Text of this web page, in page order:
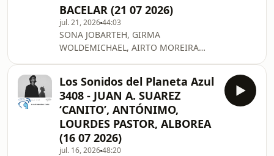
BACELAR (21 07 2026)
jul. 21, 202644:03
SONA JOBARTEH, GIRMA
WOLDEMICHAEL, AIRTO MOREIRA
https://www.lossonidosdelplanetaazul.com/
Los Sonidos del Planeta Azul
3408 - JUAN A. SUAREZ
‘CANITO’, ANTÓNIMO,
LOURDES PASTOR, ALBOREA
(16 07 2026)
jul. 16, 202648:20